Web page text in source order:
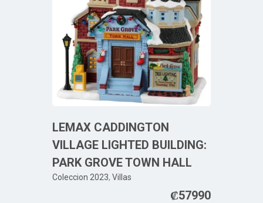
LEMAX CADDINGTON
VILLAGE LIGHTED BUILDING:
PARK GROVE TOWN HALL
Coleccion 2023, Villas
₡57990